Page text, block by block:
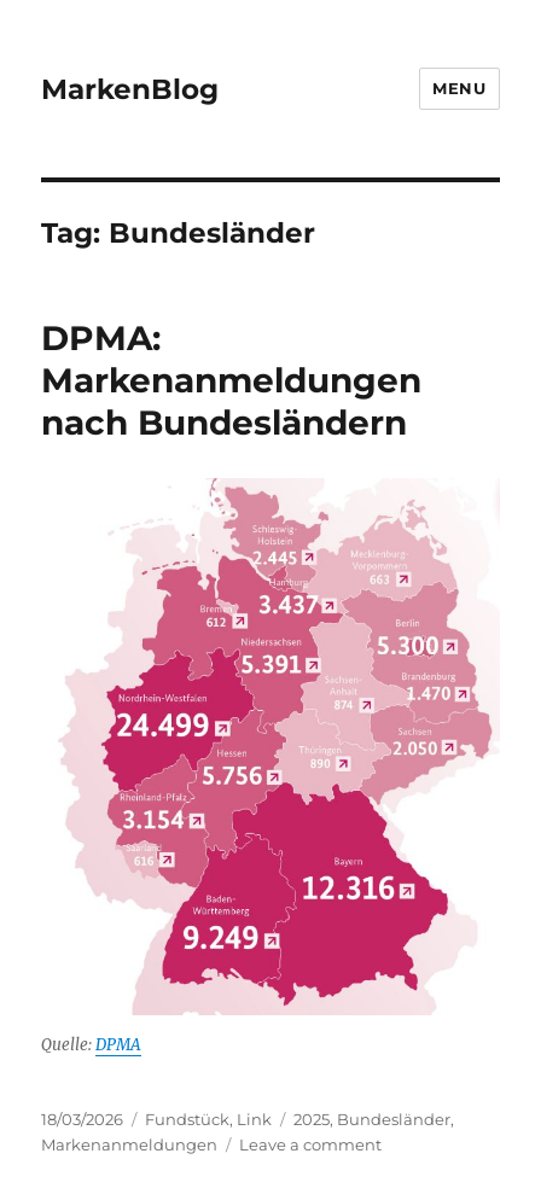
MarkenBlog MENU
Tag: Bundesländer
DPMA:
Markenanmeldungen
nach Bundesländern
Quelle:DPMA
Posted
on
18/03/2026 Categories
Fundstück, Link Tags
2025, Bundesländer,
Markenanmeldungen
Leave a commenton